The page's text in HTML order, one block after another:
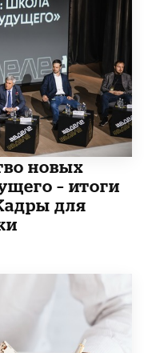
новых
– итоги
для